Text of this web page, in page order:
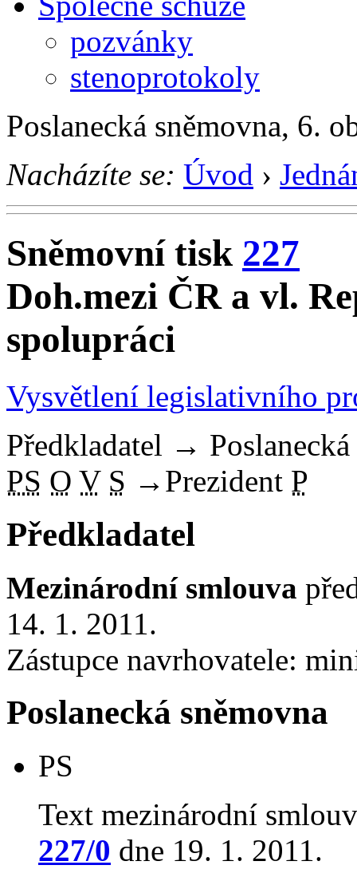
pozvánky
stenoprotokoly
Poslanecká sněmovna, 6.
Nacházíte se: Úvod ›
Sněmovní tisk 227
Doh.mezi ČR a vl.
spolupráci
Vysvětlení legislativního
Předkladatel →
PS O V S → Prezident P
Předkladatel
Mezinárodní smlouva
14. 1. 2011.
Zástupce navrhovatele:
Poslanecká sněmovna
PS
Text mezinárodní
227/0 dne 19. 1. 2011.